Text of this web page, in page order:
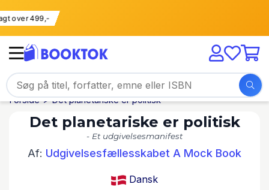
over 499,-
Forside Det planetariske er politisk
Det planetariske er politisk
- Et udgivelsesmanifest
Af: Udgivelsesfællesskabet A Mock Book
Dansk